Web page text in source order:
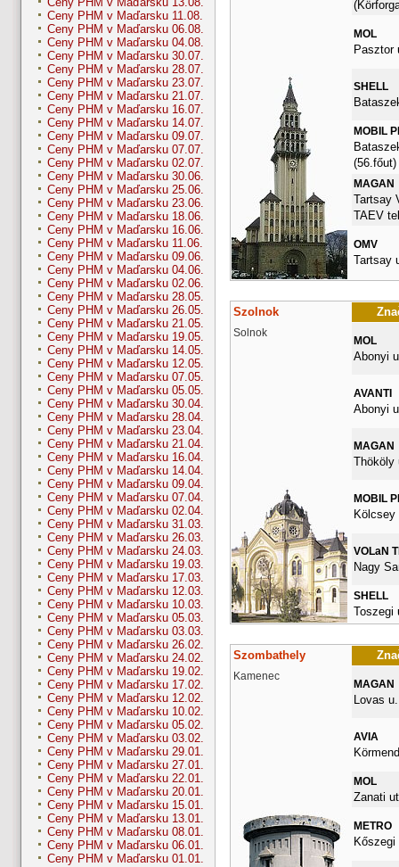
Ceny PHM v Maďarsku 11.08.
Ceny PHM v Maďarsku 06.08.
Ceny PHM v Maďarsku 04.08.
Ceny PHM v Maďarsku 30.07.
Ceny PHM v Maďarsku 28.07.
Ceny PHM v Maďarsku 23.07.
Ceny PHM v Maďarsku 21.07.
Ceny PHM v Maďarsku 16.07.
Ceny PHM v Maďarsku 14.07.
Ceny PHM v Maďarsku 09.07.
Ceny PHM v Maďarsku 07.07.
Ceny PHM v Maďarsku 02.07.
Ceny PHM v Maďarsku 30.06.
Ceny PHM v Maďarsku 25.06.
Ceny PHM v Maďarsku 23.06.
Ceny PHM v Maďarsku 18.06.
Ceny PHM v Maďarsku 16.06.
Ceny PHM v Maďarsku 11.06.
Ceny PHM v Maďarsku 09.06.
Ceny PHM v Maďarsku 04.06.
Ceny PHM v Maďarsku 02.06.
Ceny PHM v Maďarsku 28.05.
Ceny PHM v Maďarsku 26.05.
Ceny PHM v Maďarsku 21.05.
Ceny PHM v Maďarsku 19.05.
Ceny PHM v Maďarsku 14.05.
Ceny PHM v Maďarsku 12.05.
Ceny PHM v Maďarsku 07.05.
Ceny PHM v Maďarsku 05.05.
Ceny PHM v Maďarsku 30.04.
Ceny PHM v Maďarsku 28.04.
Ceny PHM v Maďarsku 23.04.
Ceny PHM v Maďarsku 21.04.
Ceny PHM v Maďarsku 16.04.
Ceny PHM v Maďarsku 14.04.
Ceny PHM v Maďarsku 09.04.
Ceny PHM v Maďarsku 07.04.
Ceny PHM v Maďarsku 02.04.
Ceny PHM v Maďarsku 31.03.
Ceny PHM v Maďarsku 26.03.
Ceny PHM v Maďarsku 24.03.
Ceny PHM v Maďarsku 19.03.
Ceny PHM v Maďarsku 17.03.
Ceny PHM v Maďarsku 12.03.
Ceny PHM v Maďarsku 10.03.
Ceny PHM v Maďarsku 05.03.
Ceny PHM v Maďarsku 03.03.
Ceny PHM v Maďarsku 26.02.
Ceny PHM v Maďarsku 24.02.
Ceny PHM v Maďarsku 19.02.
Ceny PHM v Maďarsku 17.02.
Ceny PHM v Maďarsku 12.02.
Ceny PHM v Maďarsku 10.02.
Ceny PHM v Maďarsku 05.02.
Ceny PHM v Maďarsku 03.02.
Ceny PHM v Maďarsku 29.01.
Ceny PHM v Maďarsku 27.01.
Ceny PHM v Maďarsku 22.01.
Ceny PHM v Maďarsku 20.01.
Ceny PHM v Maďarsku 15.01.
Ceny PHM v Maďarsku 13.01.
Ceny PHM v Maďarsku 08.01.
Ceny PHM v Maďarsku 06.01.
Ceny PHM v Maďarsku 01.01.
MOL
Pasztor
SHELL
MOBIL
(56.főut)
MAGAN
Tartsay
TAEV
OMV
Tartsay
Szolnok
Solnok
MOL
Abonyi
AVANTI
Abonyi
MAGAN
Thököly
MOBIL
Kölcsey
VOLaN
Nagy
SHELL
Toszegi
Szombathely
Kamenec
MAGAN
Lovas
AVIA
MOL
Zanati
METRO
Kőszegi